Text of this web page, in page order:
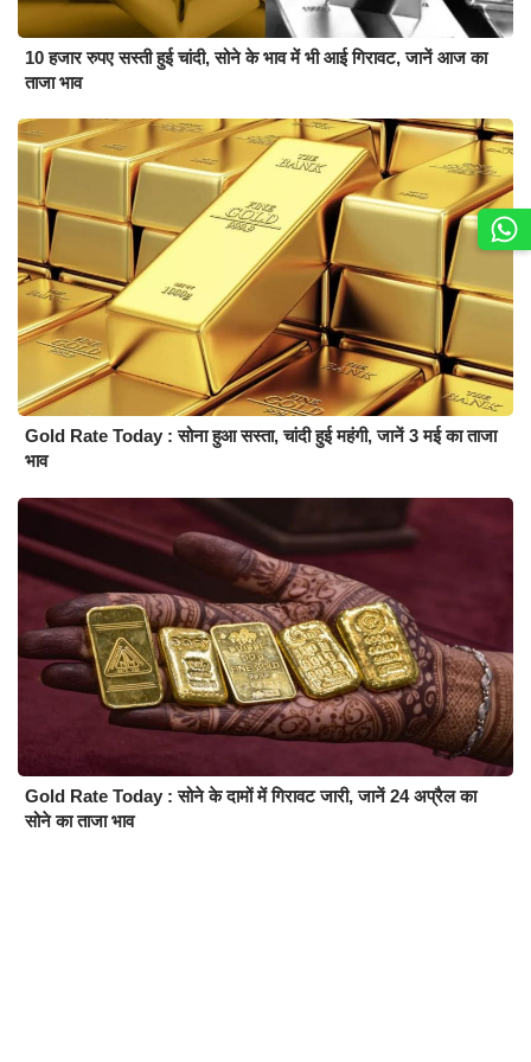
10 हजार रुपए सस्ती हुई चांदी, सोने के भाव में भी आई गिरावट, जानें आज का
ताजा भाव
Gold Rate Today : सोना हुआ सस्ता, चांदी हुई महंगी, जानें 3 मई का ताजा
भाव
Gold Rate Today : सोने के दामों में गिरावट जारी, जानें 24 अप्रैल का
सोने का ताजा भाव